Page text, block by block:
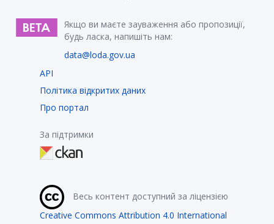
Якщо ви маєте зауваження або пропозиції,
будь ласка, напишіть нам:
data@loda.gov.ua
API
Політика відкритих даних
Про портал
За підтримки
Весь контент доступний за ліцензією
Creative Commons Attribution 4.0 International